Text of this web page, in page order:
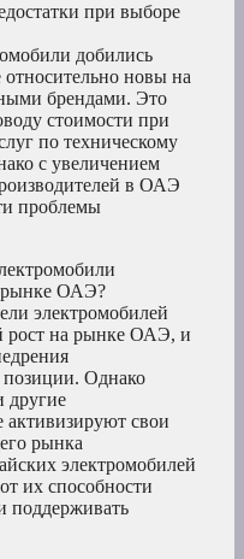
при выборе
добились
новы на
брендами. Это
стоимости при
по техническому
с увеличением
в ОАЭ
проблемы
рынке ОАЭ?
электромобилей
рост на рынке ОАЭ, и
позиции. Однако
другие
свои
рынка
электромобилей
их способности
поддерживать